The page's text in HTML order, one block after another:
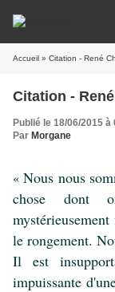
Accueil » Citation - René
Citation -
Publié le 18/06/2015 à
Par Morgane
« Nous nous
chose dont
le rongement.
Il est
impuissante